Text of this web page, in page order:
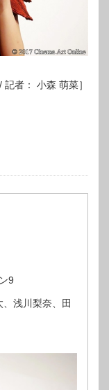
者： 小森 萌菜］
9
浅川梨奈、田